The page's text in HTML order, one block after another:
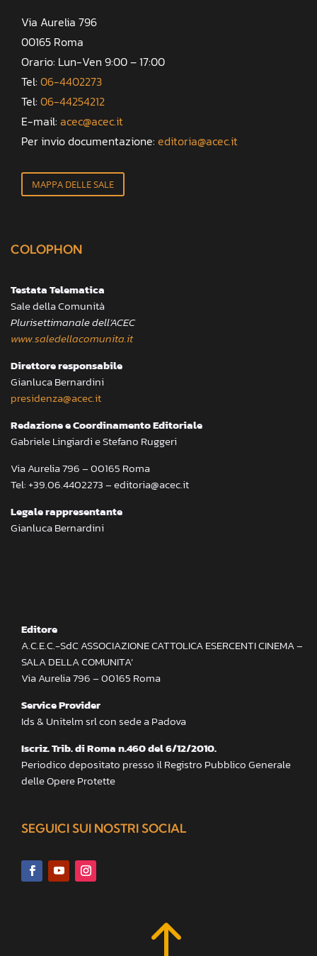
Via Aurelia 796
00165 Roma
Orario: Lun-Ven 9:00 – 17:00
Tel: 06-4402273
Tel: 06-44254212
E-mail: acec@acec.it
Per invio documentazione: editoria@acec.it
MAPPA DELLE SALE
COLOPHON
Testata Telematica
Sale della Comunità
Plurisettimanale dell’ACEC
www.saledellacomunita.it
Direttore responsabile
Gianluca Bernardini
presidenza@acec.it
Redazione e Coordinamento Editoriale
Gabriele Lingiardi e Stefano Ruggeri
Via Aurelia 796 – 00165 Roma
Tel: +39.06.4402273 – editoria@acec.it
Legale rappresentante
Gianluca Bernardini
Editore
A.C.E.C.-SdC ASSOCIAZIONE CATTOLICA ESERCENTI CINEMA –
SALA DELLA COMUNITA’
Via Aurelia 796 – 00165 Roma
Service Provider
Ids & Unitelm srl con sede a Padova
Iscriz. Trib. di Roma n.460 del 6/12/2010.
Periodico depositato presso il Registro Pubblico Generale
delle Opere Protette
SEGUICI SUI NOSTRI SOCIAL